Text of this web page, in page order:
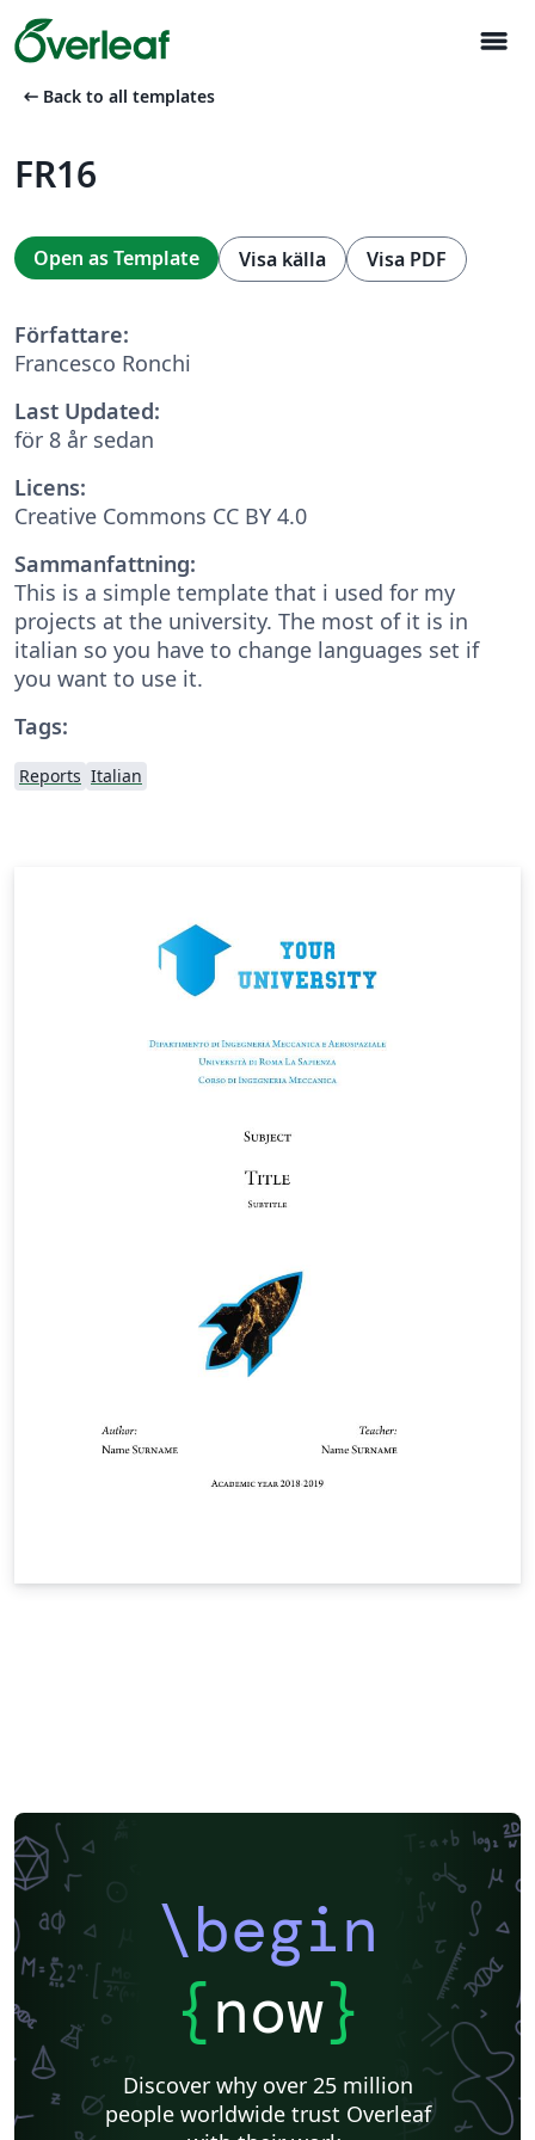
menu
arrow_left_alt Back to all templates
FR16
Open as Template Visa källa Visa PDF
Författare:
Francesco Ronchi
Last Updated:
för 8 år sedan
Licens:
Creative Commons CC BY 4.0
Sammanfattning:
This is a simple template that i used for my
projects at the university. The most of it is in
italian so you have to change languages set if
you want to use it.
Tags:
Reports Italian
\begin
{now}
Discover why over 25 million
people worldwide trust Overleaf